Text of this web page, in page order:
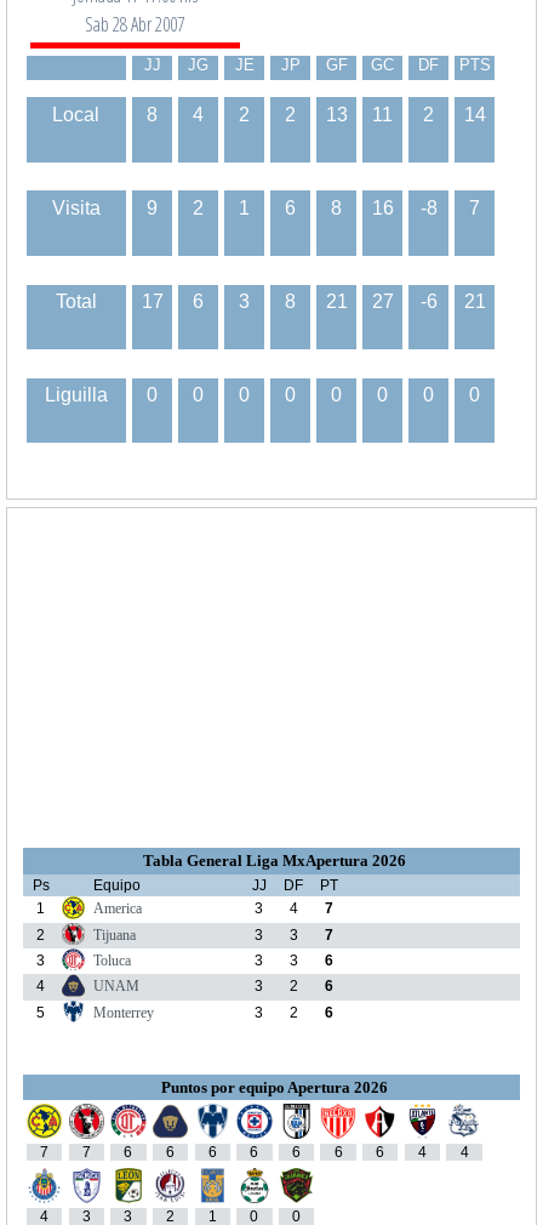
Sab 28 Abr 2007
JJ JG JE JP GF GC DF PTS
Local 8 4 2 2 13 11 2 14
Visita 9 2 1 6 8 16 -8 7
Total 17 6 3 8 21 27 -6 21
Liguilla 0 0 0 0 0 0 0 0
Tabla General Liga MxApertura 2026
Ps Equipo JJ DF
PT
1
America 3 4
7
2
Tijuana 3 3
7
3
Toluca 3 3
6
4
UNAM 3 2
6
5
Monterrey 3 2 6
Puntos por equipo Apertura 2026
7 7 6 6 6 6 6 6 6 4 4
4 3 3 2 1 0 0